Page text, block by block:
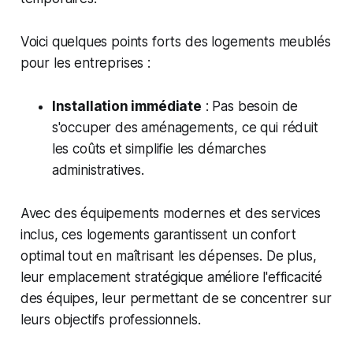
Voici quelques points forts des logements meublés
pour les entreprises :
Installation immédiate : Pas besoin de
s'occuper des aménagements, ce qui réduit
les coûts et simplifie les démarches
administratives.
Avec des équipements modernes et des services
inclus, ces logements garantissent un confort
optimal tout en maîtrisant les dépenses. De plus,
leur emplacement stratégique améliore l'efficacité
des équipes, leur permettant de se concentrer sur
leurs objectifs professionnels.